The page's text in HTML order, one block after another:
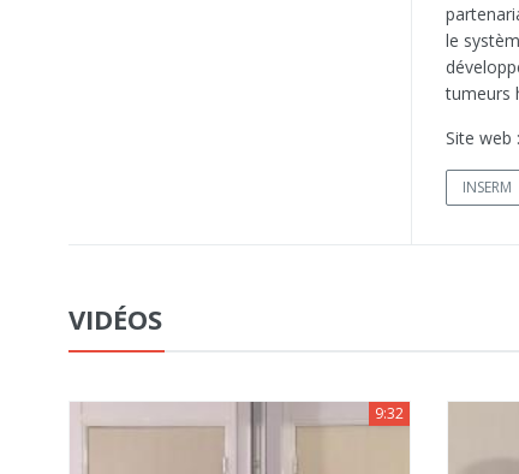
le
tumeurs
Site web :
INSERM
VIDÉOS
9:32